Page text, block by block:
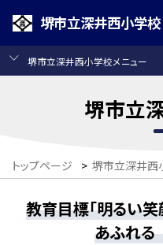
堺市立深井西小学校
堺市立深井西小学校メニュー
堺市立
トップページ > 堺市立深井西
教育目標「明るい
あふれ